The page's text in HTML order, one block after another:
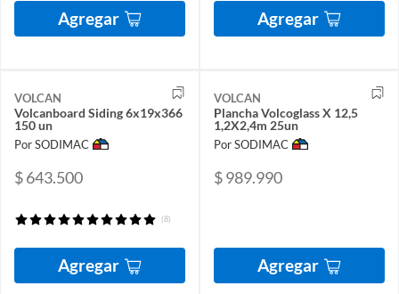
Agregar Agregar
VOLCAN
Volcanboard Siding 6x19x366
150 un
Por SODIMAC
$ 643.500
(8)
Agregar
VOLCAN
Plancha Volcoglass X 12,5
1,2X2,4m 25un
Por SODIMAC
$ 989.990
Agregar